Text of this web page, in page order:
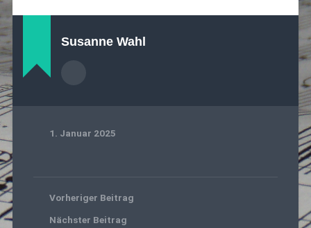
Susanne Wahl
1. Januar 2025
Vorheriger Beitrag
Nächster Beitrag